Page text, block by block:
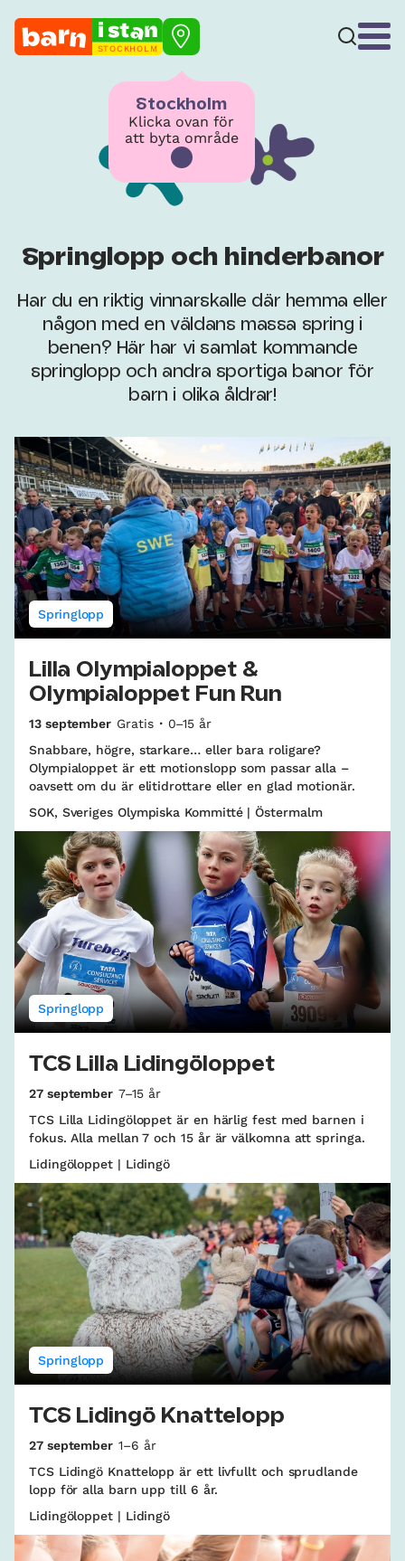
STOCKHOLM
Stockholm
Klicka ovan för
att byta område
Springlopp och hinderbanor
Har du en riktig vinnarskalle där hemma eller
någon med en väldans massa spring i
benen? Här har vi samlat kommande
springlopp och andra sportiga banor för
barn i olika åldrar!
Springlopp
Lilla Olympialoppet &
Olympialoppet Fun Run
13 september Gratis
0–15 år
Snabbare, högre, starkare… eller bara roligare?
Olympialoppet är ett motionslopp som passar alla –
oavsett om du är elitidrottare eller en glad motionär.
SOK, Sveriges Olympiska Kommitté | Östermalm
Springlopp
TCS Lilla Lidingöloppet
27 september 7–15 år
TCS Lilla Lidingöloppet är en härlig fest med barnen i
fokus. Alla mellan 7 och 15 år är välkomna att springa.
Lidingöloppet | Lidingö
Springlopp
TCS Lidingö Knattelopp
27 september 1–6 år
TCS Lidingö Knattelopp är ett livfullt och sprudlande
lopp för alla barn upp till 6 år.
Lidingöloppet | Lidingö